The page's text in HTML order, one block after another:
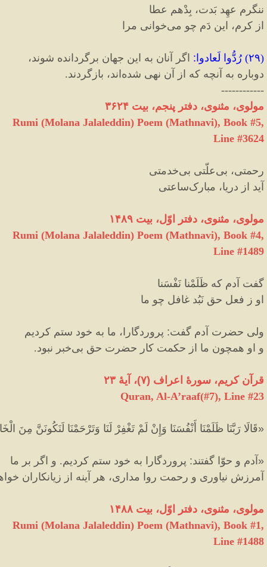
ننگرم عهِد بَدت، بِدْهم عطا
از کرم، این دَم چو می‌خوانی مرا
(۲۹) رُدُّوا لَعادوا : اگر آنان به این جهان برگردانده شوند،
دوباره به آنچه که از آن نهی شده‌اند، بازگردند.
------------
مولوی، مثنوی، دفتر پنجم، بیت ۳۶۲۴
Rumi (Molana Jalaleddin) Poem (Mathnavi), Book #5,
Line #3624
رحمتی، بی‌علّتی بی‌خدمتی
آید از دریا، مبارک‌ساعتی
مولوی، مثنوی، دفتر اوّل، بیت ۱۴۸۹
Rumi (Molana Jalaleddin) Poem (Mathnavi), Book #4,
Line #1489
گفت آدم که ظَلَمْنا نَفْسَنا
او ز فعل حق نَبُد غافل چو ما
ولی حضرت آدم گفت: پروردگارا، ما به خود ستم کردیم
و او همچون ما از حکمت کار حضرت حق بی‌خبر نبود.
قرآن کریم، سورهٔ اعراف (۷)، آیهٔ ۲۳
Quran, Al-A’raaf(#7), Line #23
«قَالَا رَبَّنَا ظَلَمْنَا أَنْفُسَنَا وَإِنْ لَمْ تَغْفِرْ لَنَا وَتَرْحَمْنَا لَنَكُونَنَّ مِنَ
« آدم و حوّا گفتند: پروردگارا به خود ستم کردیم. و اگر بر ما
آمرزش نیاوری و رحمت روا مداری، هر آینه از زیانکاران
مولوی، مثنوی، دفتر اوّل، بیت ۱۴۸۸
Rumi (Molana Jalaleddin) Poem (Mathnavi), Book #1,
Line #1488